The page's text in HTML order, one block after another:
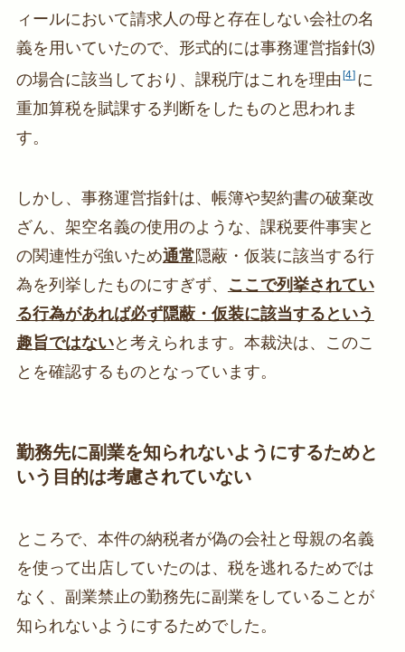
ィールにおいて請求人の母と存在しない会社の名
義を用いていたので、形式的には事務運営指針⑶
の場合に該当しており、課税庁はこれを理由 4 に
重加算税を賦課する判断をしたものと思われま
す。
しかし、事務運営指針は、帳簿や契約書の破棄改
ざん、架空名義の使用のような、課税要件事実と
の関連性が強いため通常隠蔽・仮装に該当する行
為を列挙したものにすぎず、
ここで列挙されてい
る行為があれば必ず隠蔽・仮装に該当するという
趣旨ではないと考えられます。本裁決は、このこ
とを確認するものとなっています。
勤務先に副業を知られないようにするためと
いう目的は考慮されていない
ところで、本件の納税者が偽の会社と母親の名義
を使って出店していたのは、税を逃れるためでは
なく、副業禁止の勤務先に副業をしていることが
知られないようにするためでした。